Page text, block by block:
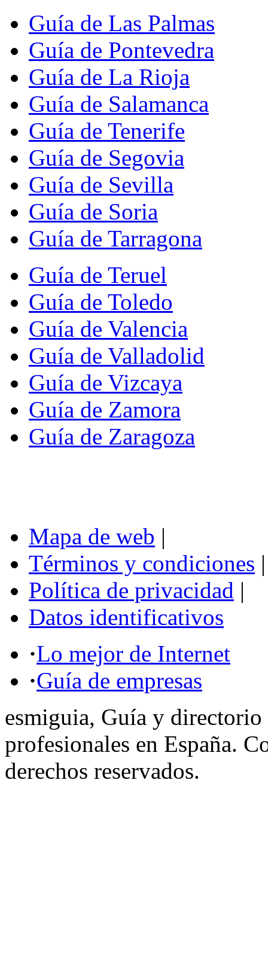
Guía de Las Palmas
Guía de Pontevedra
Guía de La Rioja
Guía de Salamanca
Guía de Tenerife
Guía de Segovia
Guía de Sevilla
Guía de Soria
Guía de Tarragona
Guía de Teruel
Guía de Toledo
Guía de Valencia
Guía de Valladolid
Guía de Vizcaya
Guía de Zamora
Guía de Zaragoza
Mapa de web |
Términos y condiciones |
Política de privacidad |
Datos identificativos
·Lo mejor de Internet
·Guía de empresas
esmiguia, Guía y directorio
profesionales en España.
derechos reservados.